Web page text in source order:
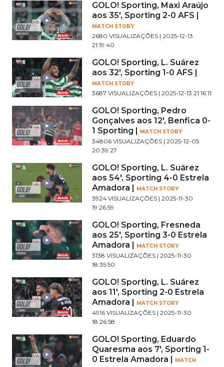
GOLO! Sporting, Maxi Araújo
aos 35', Sporting 2-0 AFS |
MATCH STORY
2680 VISUALIZAÇÕES | 2025-12-13
21:19:40
GOLO! Sporting, L. Suárez
aos 32', Sporting 1-0 AFS |
MATCH STORY
3687 VISUALIZAÇÕES | 2025-12-13 21:16:11
GOLO! Sporting, Pedro
Gonçalves aos 12', Benfica 0-
1 Sporting |
MATCH STORY
34806 VISUALIZAÇÕES | 2025-12-05
20:39:27
GOLO! Sporting, L. Suárez
aos 54', Sporting 4-0 Estrela
Amadora |
MATCH STORY
3924 VISUALIZAÇÕES | 2025-11-30
19:26:59
GOLO! Sporting, Fresneda
aos 25', Sporting 3-0 Estrela
Amadora |
MATCH STORY
3138 VISUALIZAÇÕES | 2025-11-30
18:35:50
GOLO! Sporting, L. Suárez
aos 11', Sporting 2-0 Estrela
Amadora |
MATCH STORY
4916 VISUALIZAÇÕES | 2025-11-30
18:26:58
GOLO! Sporting, Eduardo
Quaresma aos 7', Sporting 1-
0 Estrela Amadora |
MATCH